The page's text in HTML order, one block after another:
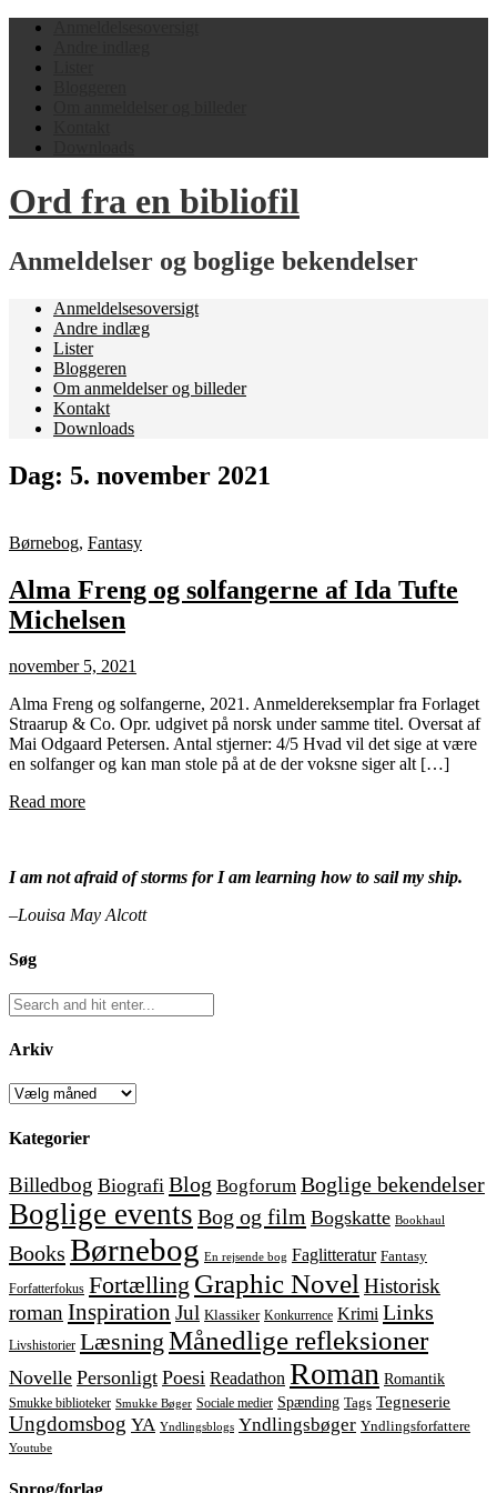
Ord fra en bibliofil
Anmeldelser og boglige bekendelser
Anmeldelsesoversigt
Andre indlæg
Lister
Bloggeren
Om anmeldelser og billeder
Kontakt
Downloads
Dag: 5. november 2021
Børnebog, Fantasy
Alma Freng og solfangerne af Ida Tufte
Michelsen
november 5, 2021
Alma Freng og solfangerne, 2021. Anmeldereksemplar fra Forlaget
Straarup & Co. Opr. udgivet på norsk under samme titel. Oversat af
Mai Odgaard Petersen. Antal stjerner: 4/5 Hvad vil det sige at være
en solfanger og kan man stole på at de der voksne siger alt […]
Read more
I am not afraid of storms for I am learning how to sail my ship.
–Louisa May Alcott
Søg
Arkiv
Arkiv
Kategorier
Billedbog Biografi Blog Bogforum Boglige bekendelser
Boglige events Bog og film Bogskatte Bookhaul
Books Børnebog En rejsende bog Faglitteratur Fantasy
Forfatterfokus Fortælling Graphic Novel Historisk
roman Inspiration Jul Klassiker Konkurrence Krimi Links
Livshistorier Læsning Månedlige refleksioner
Novelle Personligt Poesi Readathon Roman Romantik
Smukke biblioteker Smukke Bøger Sociale medier Spænding Tags Tegneserie
Ungdomsbog YA Yndlingsblogs Yndlingsbøger Yndlingsforfattere
Youtube